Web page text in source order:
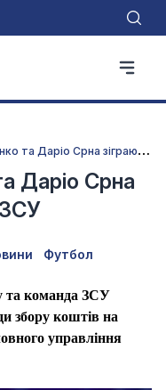
А
ндрій Ярмоленко та Даріо Срна зіграють зі збірною ЗСУ
Даріо Срна
ЗСУ
Футбол
та команда ЗСУ
збору коштів на
управління